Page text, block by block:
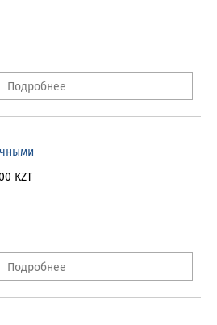
Подробнее
KZT
Подробнее